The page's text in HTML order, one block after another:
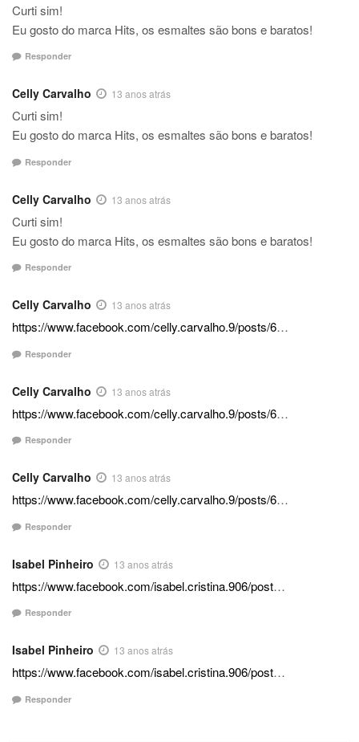
Curti sim!
Eu gosto do marca Hits, os esmaltes são bons e baratos!
Responder
Celly Carvalho 13 anos atrás
Curti sim!
Eu gosto do marca Hits, os esmaltes são bons e baratos!
Responder
Celly Carvalho 13 anos atrás
Curti sim!
Eu gosto do marca Hits, os esmaltes são bons e baratos!
Responder
Celly Carvalho 13 anos atrás
https://www.facebook.com/celly.carvalho.9/posts/6…
Responder
Celly Carvalho 13 anos atrás
https://www.facebook.com/celly.carvalho.9/posts/6…
Responder
Celly Carvalho 13 anos atrás
https://www.facebook.com/celly.carvalho.9/posts/6…
Responder
Isabel Pinheiro 13 anos atrás
https://www.facebook.com/isabel.cristina.906/post…
Responder
Isabel Pinheiro 13 anos atrás
https://www.facebook.com/isabel.cristina.906/post…
Responder